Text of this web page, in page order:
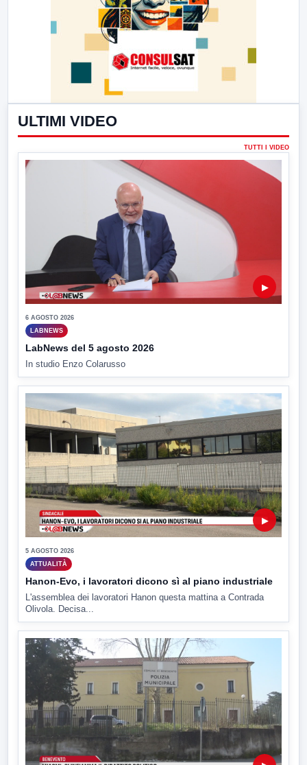
ULTIMI VIDEO
TUTTI I VIDEO
▶
6 AGOSTO 2026
LABNEWS
LabNews del 5 agosto 2026
In studio Enzo Colarusso
▶
5 AGOSTO 2026
ATTUALITÀ
Hanon-Evo, i lavoratori dicono sì al piano industriale
L'assemblea dei lavoratori Hanon questa mattina a Contrada
Olivola. Decisa...